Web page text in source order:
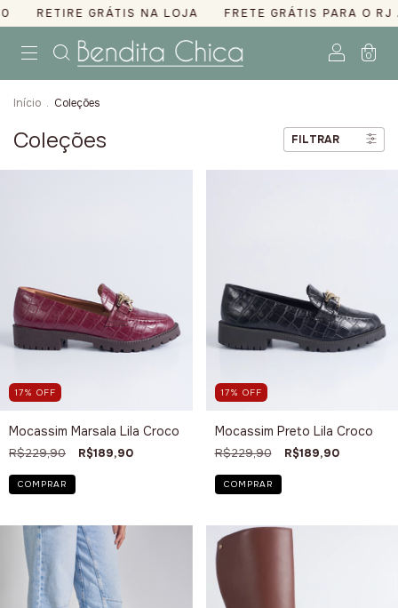
GRÁTIS NA LOJA FRETE GRÁTIS PARA O RJ A
0
Início . Coleções
Coleções FILTRAR
17% OFF
Mocassim Marsala Lila Croco
R$229,90 R$189,90
COMPRAR
17% OFF
Mocassim Preto Lila Croco
R$229,90 R$189,90
COMPRAR